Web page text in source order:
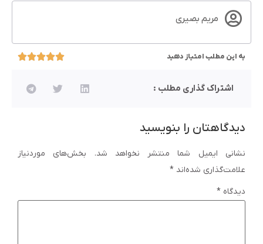
مریم بصیری
به این مطلب امتیاز دهید
اشتراک گذاری مطلب :
دیدگاهتان را بنویسید
نشانی ایمیل شما منتشر نخواهد شد.
بخش‌های موردنیاز
علامت‌گذاری شده‌اند *
دیدگاه *